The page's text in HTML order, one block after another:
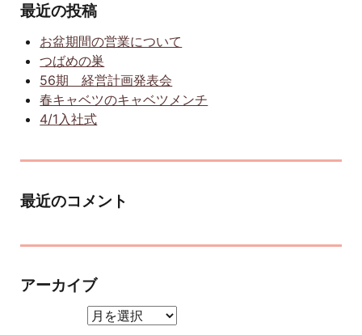
最近の投稿
お盆期間の営業について
つばめの巣
56期 経営計画発表会
春キャベツのキャベツメンチ
4/1入社式
最近のコメント
アーカイブ